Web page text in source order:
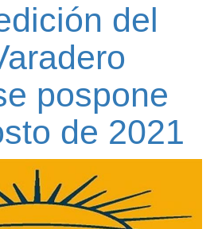
del
pospone
de 2021